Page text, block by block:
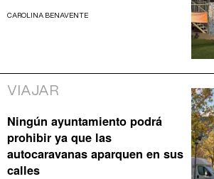
CAROLINA BENAVENTE
VIAJAR
Ningún ayuntamiento podrá
prohibir ya que las
autocaravanas aparquen en sus
calles